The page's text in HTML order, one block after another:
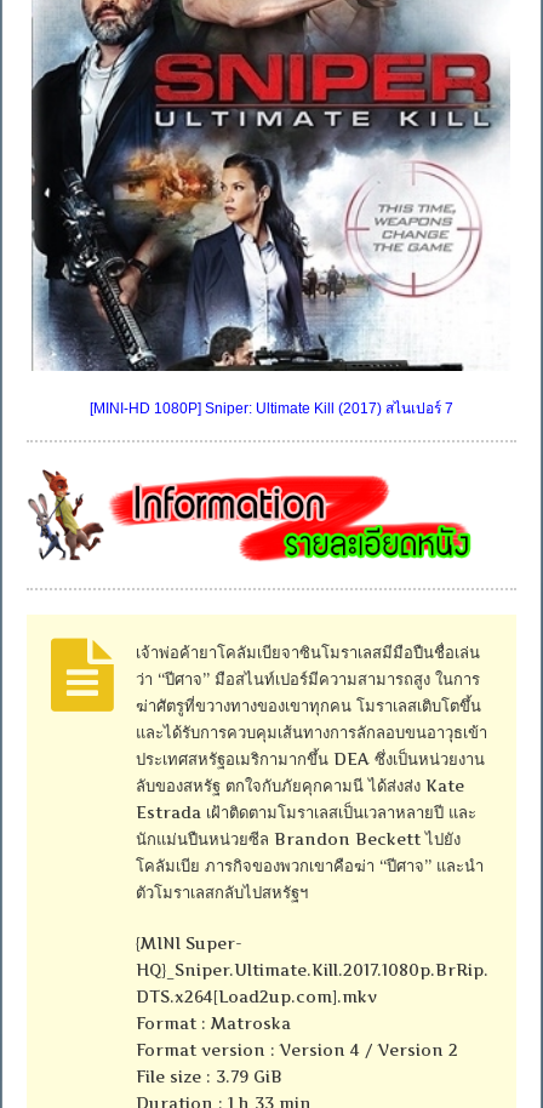
[MINI-HD 1080P] Sniper: Ultimate Kill (2017) สไนเปอร์ 7
เจ้าพ่อค้ายาโคลัมเบียจาซินโมราเลสมีมือปืนชื่อเล่น
ว่า “ปีศาจ” มือสไนท์เปอร์มีความสามารถสูง ในการ
ฆ่าศัตรูที่ขวางทางของเขาทุกคน โมราเลสเติบโตขึ้น
และได้รับการควบคุมเส้นทางการลักลอบขนอาวุธเข้า
ประเทศสหรัฐอเมริกามากขึ้น DEA ซึ่งเป็นหน่วยงาน
ลับของสหรัฐ ตกใจกับภัยคุกคามนี ได้ส่งส่ง Kate
Estrada เฝ้าติดตามโมราเลสเป็นเวลาหลายปี และ
นักแม่นปืนหน่วยซีล Brandon Beckett ไปยัง
โคลัมเบีย ภารกิจของพวกเขาคือฆ่า “ปีศาจ” และนำ
ตัวโมราเลสกลับไปสหรัฐฯ
{MINI Super-
HQ}_Sniper.Ultimate.Kill.2017.1080p.BrRip.
DTS.x264[Load2up.com].mkv
Format : Matroska
Format version : Version 4 / Version 2
File size : 3.79 GiB
Duration : 1 h 33 min